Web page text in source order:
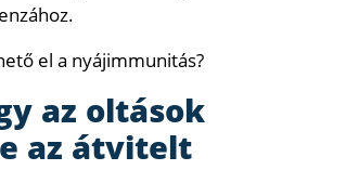
el a nyájimmunitás?
az oltások
az átvitelt